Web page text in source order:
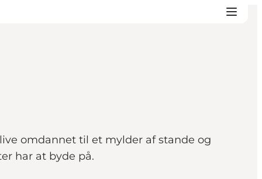
omdannet til et mylder af stande og
har at byde på.